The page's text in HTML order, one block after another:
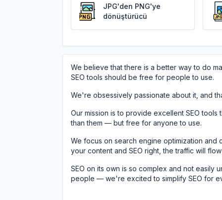
JPG'den PNG'ye
dönüştürücü
We believe that there is a better way to do
SEO tools should be free for people to use.
We're obsessively passionate about it, and
Our mission is to provide excellent SEO
than them — but free for anyone to use.
We focus on search engine optimization
your content and SEO right, the traffic will
SEO on its own is so complex and not easily
people — we're excited to simplify SEO for